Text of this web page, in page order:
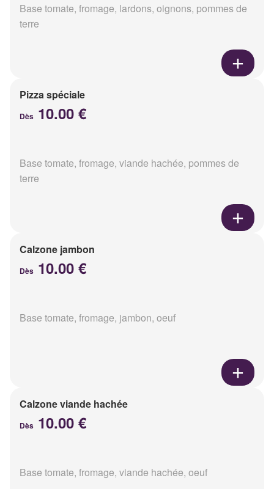
Base tomate, fromage, lardons, oignons, pommes de
terre
Pizza spéciale
Dès 10.00 €
Base tomate, fromage, viande hachée, pommes de
terre
Calzone jambon
Dès 10.00 €
Base tomate, fromage, jambon, oeuf
Calzone viande hachée
Dès 10.00 €
Base tomate, fromage, viande hachée, oeuf